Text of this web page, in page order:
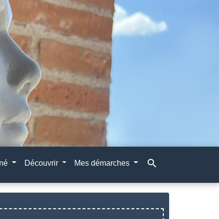
Découvrir Mes démarches search